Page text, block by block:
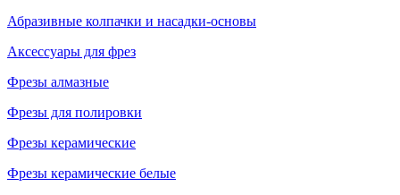
Абразивные колпачки и насадки-основы
Аксессуары для фрез
Фрезы алмазные
Фрезы для полировки
Фрезы керамические
Фрезы керамические белые